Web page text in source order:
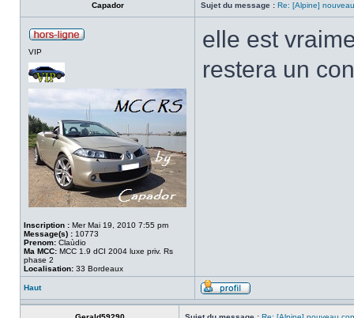
Capador Sujet du message : Re: [Alpine]
VIP
Inscription : Mer Mai 19, 2010 7:55 pm
Message(s) : 10773
Prenom: Claùdio
Ma MCC: MCC 1.9 dCI 2004 luxe priv. Rs
phase 2
Localisation: 33 Bordeaux
elle est
restera un
Haut